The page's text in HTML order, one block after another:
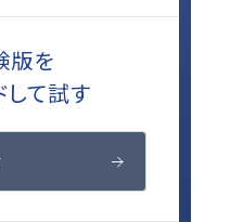
版を
して試す